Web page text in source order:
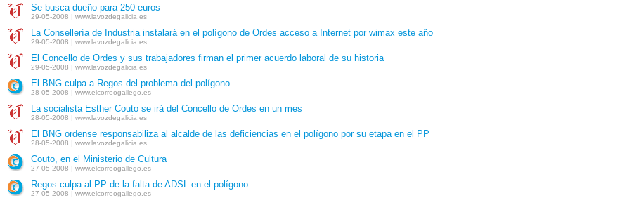
Se busca dueño para 250 euros
29-05-2008 | www.lavozdegalicia.es
La Consellería de Industria instalará en el polígono de Ordes acceso a Internet por wimax este año
29-05-2008 | www.lavozdegalicia.es
El Concello de Ordes y sus trabajadores firman el primer acuerdo laboral de su historia
29-05-2008 | www.lavozdegalicia.es
El BNG culpa a Regos del problema del polígono
28-05-2008 | www.elcorreogallego.es
La socialista Esther Couto se irá del Concello de Ordes en un mes
28-05-2008 | www.lavozdegalicia.es
El BNG ordense responsabiliza al alcalde de las deficiencias en el polígono por su etapa en el PP
28-05-2008 | www.lavozdegalicia.es
Couto, en el Ministerio de Cultura
27-05-2008 | www.elcorreogallego.es
Regos culpa al PP de la falta de ADSL en el polígono
27-05-2008 | www.elcorreogallego.es